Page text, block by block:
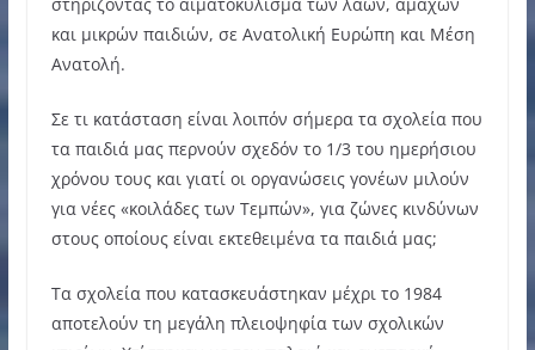
και μικρών παιδιών, σε Ανατολική Ευρώπη και Μέση
Ανατολή.
Σε τι κατάσταση είναι λοιπόν σήμερα τα σχολεία που
τα παιδιά μας περνούν σχεδόν το 1/3 του ημερήσιου
χρόνου τους και γιατί οι οργανώσεις γονέων μιλούν
για νέες «κοιλάδες των Τεμπών», για ζώνες κινδύνων
στους οποίους είναι εκτεθειμένα τα παιδιά μας;
Τα σχολεία που κατασκευάστηκαν μέχρι το 1984
αποτελούν τη μεγάλη πλειοψηφία των σχολικών